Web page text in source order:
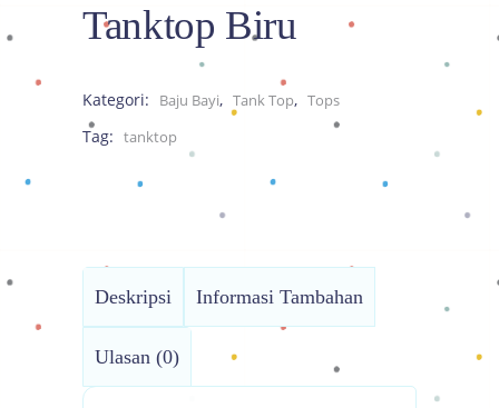
Tanktop Biru
Kategori: Baju Bayi, Tank Top, Tops
Tag: tanktop
Deskripsi Informasi Tambahan
Ulasan (0)